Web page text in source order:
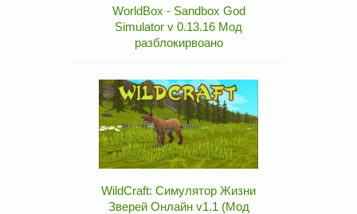
WorldBox - Sandbox God
Simulator v 0.13.16 Мод
разблокирвоано
WildCraft: Симулятор Жизни
Зверей Онлайн v1.1 (Мод